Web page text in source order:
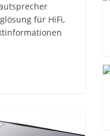
für HiFi,